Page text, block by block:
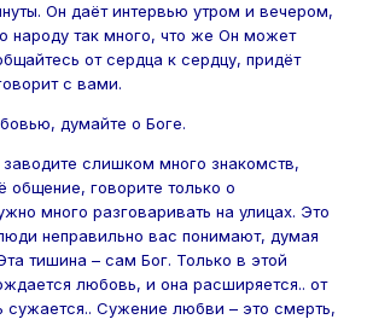
Он даёт интервью утром и вечером,
народу так много, что же Он может
от сердца к сердцу, придёт
с вами.
думайте о Боге.
слишком много знакомств,
общение, говорите только о
много разговаривать на улицах. Это
неправильно вас понимают, думая
тишина – сам Бог. Только в этой
любовь, и она расширяется.. от
сужается.. Сужение любви – это смерть,